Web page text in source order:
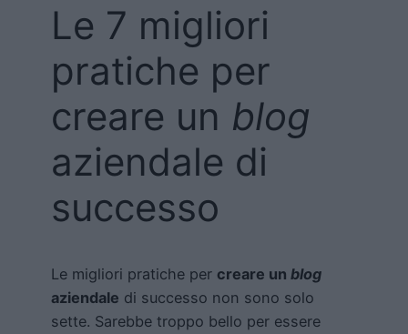
Le 7 migliori
pratiche per
creare un blog
aziendale di
successo
Le migliori pratiche per creare un blog
aziendale di successo non sono solo
sette. Sarebbe troppo bello per essere